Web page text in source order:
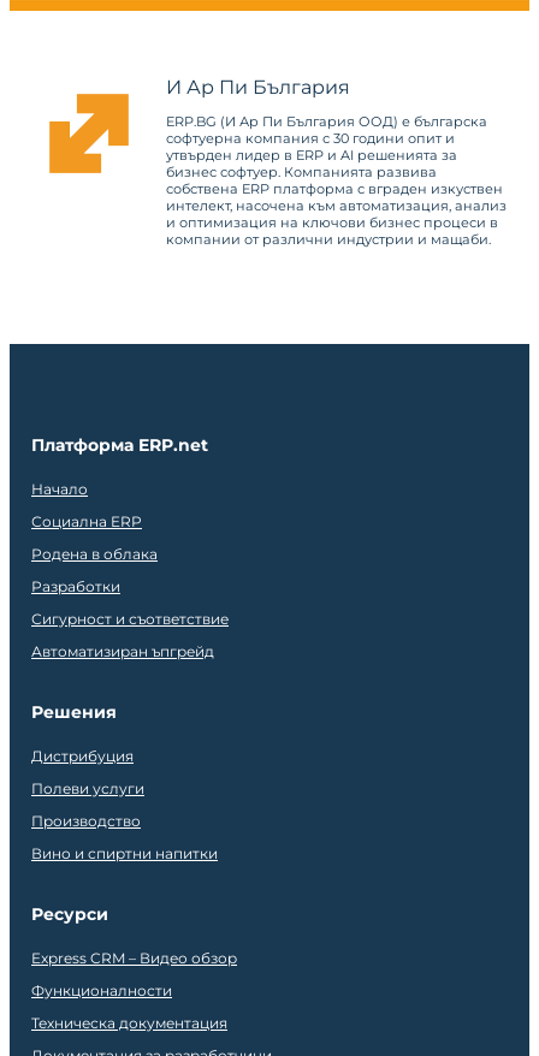
И Ар Пи България
ERP.BG (И Ар Пи България ООД) е българска
софтуерна компания с 30 години опит и
утвърден лидер в ERP и AI решенията за
бизнес софтуер. Компанията развива
собствена ERP платформа с вграден изкуствен
интелект, насочена към автоматизация, анализ
и оптимизация на ключови бизнес процеси в
компании от различни индустрии и мащаби.
Платформа ERP.net
Начало
Социална ERP
Родена в облака
Разработки
Сигурност и съответствие
Автоматизиран ъпгрейд
Решения
Дистрибуция
Полеви услуги
Производство
Вино и спиртни напитки
Ресурси
Express CRM – Видео обзор
Функционалности
Техническа документация